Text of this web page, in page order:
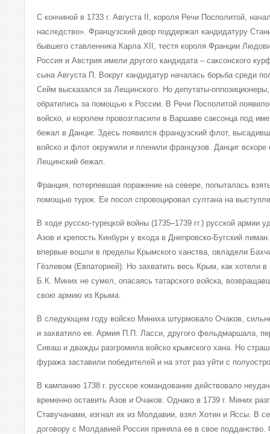
С кончиной в 1733 г. Августа II, короля Речи Посполитой,
наследство». Французский двор поддержал кандидатуру
бывшего ставленника Карла XII, тестя короля Франции
Россия и Австрия имели другого кандидата – саксонского
сына Августа П. Вокруг кандидатур началась борьба среди
Сейм высказался за Лещинского. Но депутаты-
обратились за помощью к России. В Речи Посполитой
войско, и королем провозгласили в Варшаве саксонца под
бежал в Данциг. Здесь появился французский флот,
войско и флот окружили и пленили французов. Данциг
Лещинский бежал.
Франция, потерпевшая поражение на севере, попыталась
помощью турок. Ее посол спровоцировал султана на
В ходе русско-турецкой войны (1735–1739 гг.) русской армии
Азов и крепость Кинбурн у входа в Днепровско-Бугский
впервые вошли в пределы Крымского ханства, овладели
Гёзлевом (Евпаторией). Но захватить весь Крым, как хотели
Б.К. Миних не сумел, опасаясь татарского войска,
свою армию из Крыма.
В следующем году войско Миниха штурмовало Очаков,
и захватило ее. Армия П.П. Ласси, другого фельдмаршала,
Сиваш и дважды разгромила войско крымского хана. Но
фуража заставили победителей и на этот раз уйти с
В кампанию 1738 г. русское командование действовало
временно оставить Азов и Очаков. Однако в 1739 г. Миних
Ставучанами, изгнал их из Молдавии, взял Хотин и Яссы. В
договору с Молдавией Россия приняла ее в свое подданство.